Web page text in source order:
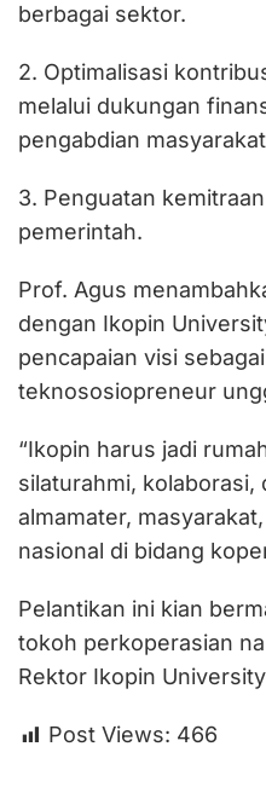
berbagai sektor.
2. Optimalisasi
melalui dukungan
pengabdian
3. Penguatan
pemerintah.
Prof. Agus
dengan Ikopin
pencapaian visi
teknososiopreneur
“Ikopin harus jadi
silaturahmi, kolaborasi,
almamater,
nasional di bidang
Pelantikan ini kian
tokoh perkoperasian
Rektor Ikopin
Post Views: 466